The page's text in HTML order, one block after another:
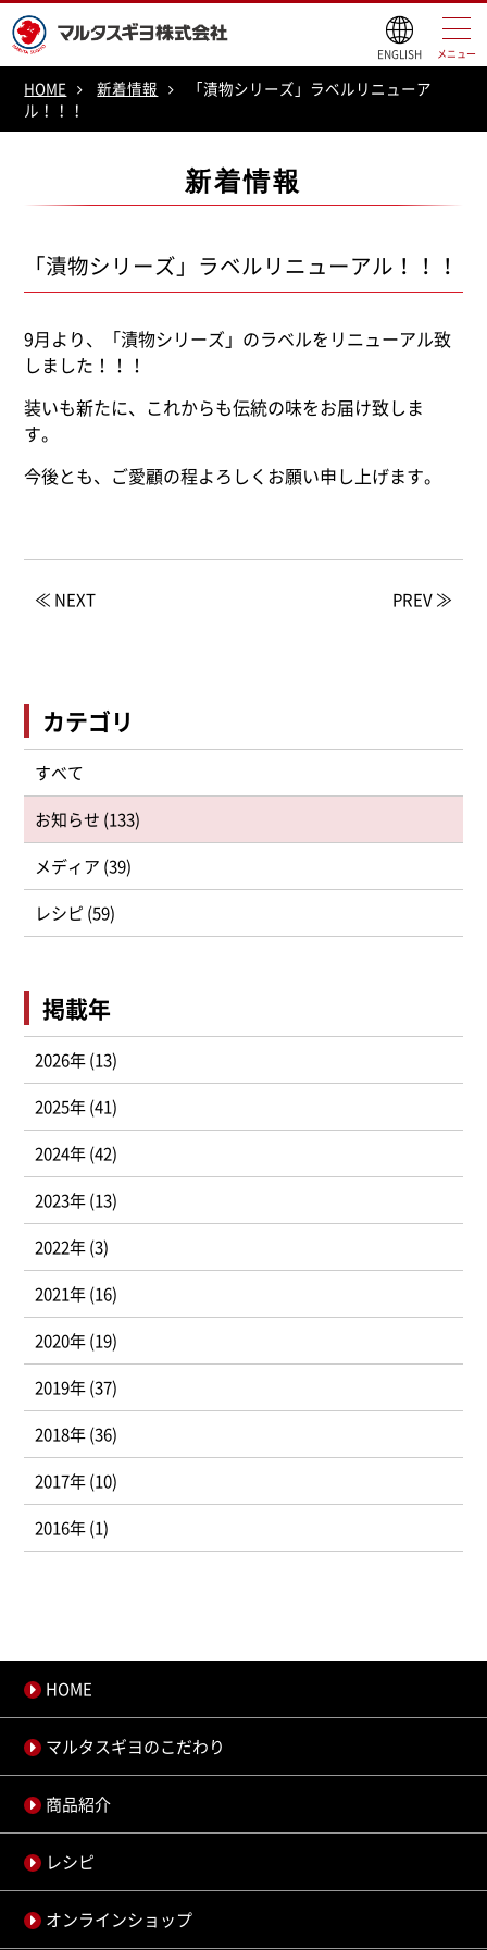
ENGLISH メニュー
HOME 新着情報
「漬物シリーズ」ラベルリニューア
ル！！！
新着情報
「漬物シリーズ」ラベルリニューアル！！！
9月より、「漬物シリーズ」のラベルをリニューアル致
しました！！！
装いも新たに、これからも伝統の味をお届け致しま
す。
今後とも、ご愛顧の程よろしくお願い申し上げます。
≪ NEXT PREV ≫
カテゴリ
すべて
お知らせ (133)
メディア (39)
レシピ (59)
掲載年
2026年 (13)
2025年 (41)
2024年 (42)
2023年 (13)
2022年 (3)
2021年 (16)
2020年 (19)
2019年 (37)
2018年 (36)
2017年 (10)
2016年 (1)
HOME
マルタスギヨのこだわり
商品紹介
レシピ
オンラインショップ